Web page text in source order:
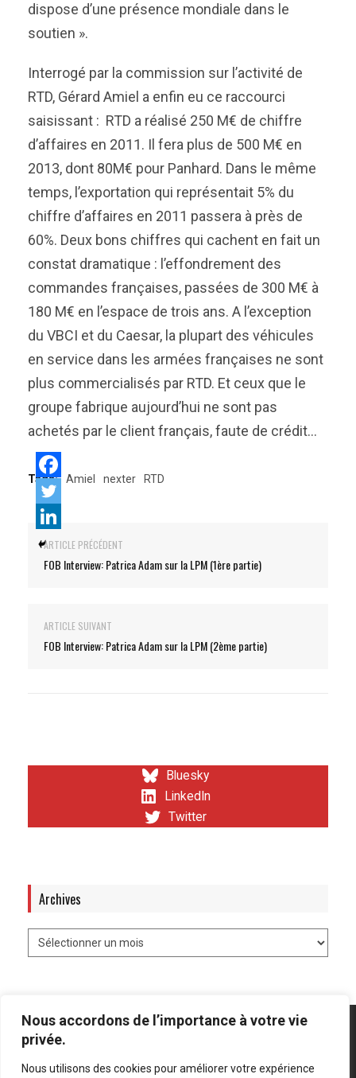
Nous accordons de l’importance à votre vie
privée.
Nous utilisons des cookies pour améliorer votre expérience
dispose d’une présence mondiale dans le
soutien ».
Interrogé par la commission sur l’activité de
RTD, Gérard Amiel a enfin eu ce raccourci
saisissant : RTD a réalisé 250 M€ de chiffre
d’affaires en 2011. Il fera plus de 500 M€ en
2013, dont 80M€ pour Panhard. Dans le même
temps, l’exportation qui représentait 5% du
chiffre d’affaires en 2011 passera à près de
60%. Deux bons chiffres qui cachent en fait un
constat dramatique : l’effondrement des
commandes françaises, passées de 300 M€ à
180 M€ en l’espace de trois ans. A l’exception
du VBCI et du Caesar, la plupart des véhicules
en service dans les armées françaises ne sont
plus commercialisés par RTD. Et ceux que le
groupe fabrique aujourd’hui ne sont pas
achetés par le client français, faute de crédit…
Tags: Amiel nexter RTD
ARTICLE PRÉCÉDENT
FOB Interview: Patrica Adam sur la LPM (1ère partie)
ARTICLE SUIVANT
FOB Interview: Patrica Adam sur la LPM (2ème partie)
Bluesky
LinkedIn
Twitter
Archives